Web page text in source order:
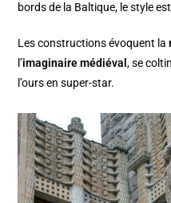
bords de la Baltique, le style
Les constructions évoquent la
l’imaginaire médiéval, se
l’ours en super-star.